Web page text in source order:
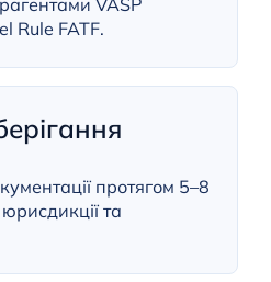
Rule FATF.
протягом 5–8
та